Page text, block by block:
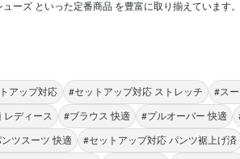
ーズ といった定番商品 を豊富に取り揃えています。
アップ対応 #セットアップ対応 ストレッチ #ス
レディース #ブラウス 快適 #プルオーバー 快適
ツスーツ 快適 #セットアップ対応 パンツ裾上げ済